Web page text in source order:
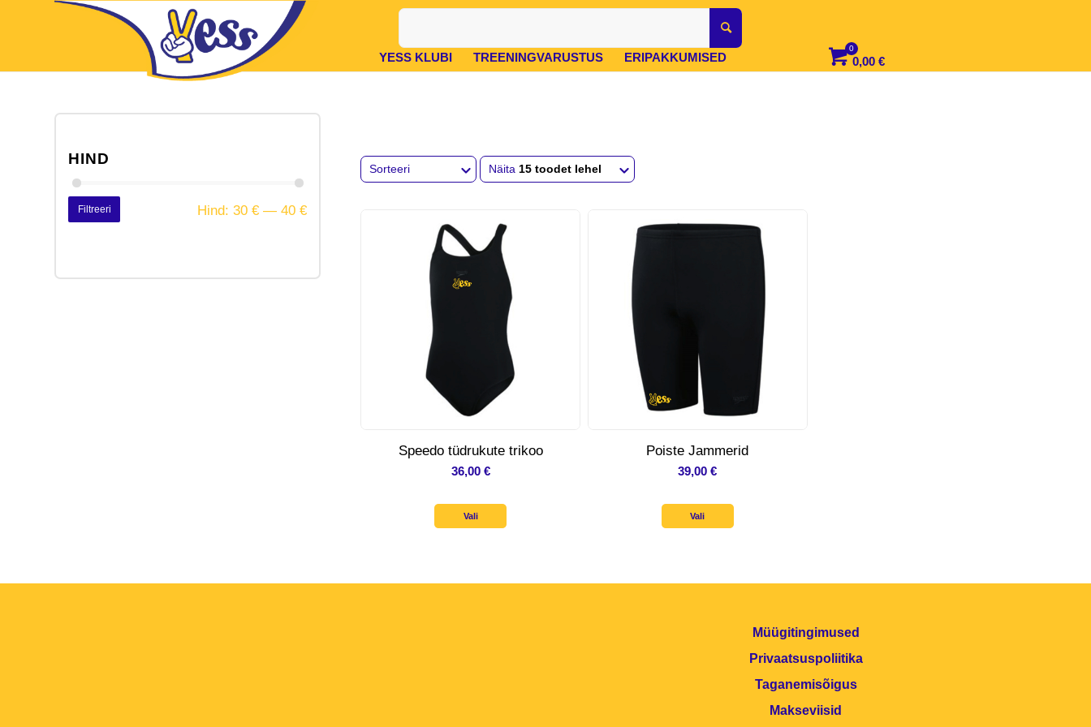
YESS KLUBI TREENINGVARUSTUS ERIPAKKUMISED 0,00 €
Sorteeri Näita 15 toodet lehel
Speedo tüdrukute trikoo
36,00 €
Vali
Poiste Jammerid
39,00€
Vali
HIND
Filtreeri Hind: 30 €— 40 €
Müügitingimused
Privaatsuspoliitika
Taganemisõigus
Makseviisid